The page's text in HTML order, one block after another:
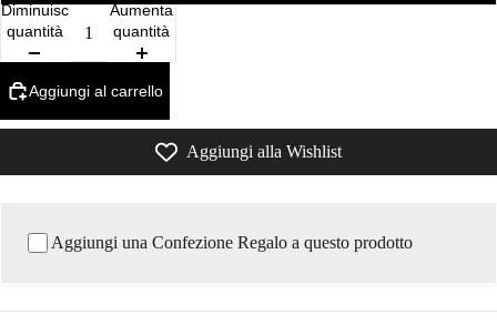
Diminuisci
quantità
Aumenta
quantità
Aggiungi al carrello
Aggiungi alla Wishlist
Aggiungi una Confezione Regalo a questo prodotto